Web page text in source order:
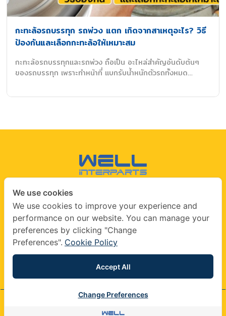
กะทะล้อรถบรรทุก รถพ่วง แตก เกิดจากสาเหตุอะไร? วิธี
ป้องกันและเลือกกะทะล้อให้เหมาะสม
กะทะล้อรถบรรทุกและรถพ่วง ถือเป็น อะไหล่สำคัญอันดับต้นๆ
ของรถบรรทุก เพราะทำหน้าที่ แบกรับน้ำหนักตัวรถทั้งหมด…
info@wellinterparts.com
+(66) 02360 8841|+(66) 02360 8841- 2
wellinterparts
wellinterparts
Terms & Conditions|
We use cookies
We use cookies to improve your experience and
performance on our website. You can manage your
preferences by clicking "Change
Preferences". Cookie Policy
Accept All
Change Preferences